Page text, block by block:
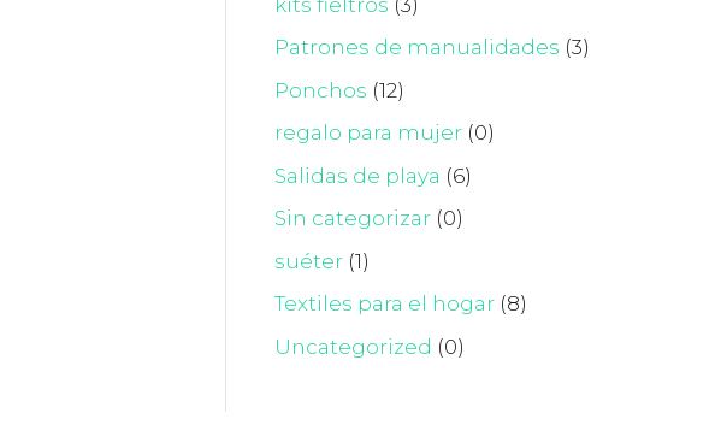
Patrones de manualidades (3)
Ponchos (12)
regalo para mujer (0)
Salidas de playa (6)
Sin categorizar (0)
suéter (1)
Textiles para el hogar (8)
Uncategorized (0)